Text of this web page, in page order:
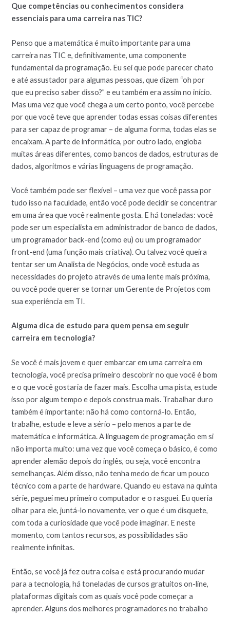
Que competências ou conhecimentos considera
essenciais para uma carreira nas TIC?
Penso que a matemática é muito importante para uma
carreira nas TIC e, definitivamente, uma componente
fundamental da programação. Eu sei que pode parecer chato
e até assustador para algumas pessoas, que dizem “oh por
que eu preciso saber disso?” e eu também era assim no início.
Mas uma vez que você chega a um certo ponto, você percebe
por que você teve que aprender todas essas coisas diferentes
para ser capaz de programar – de alguma forma, todas elas se
encaixam. A parte de informática, por outro lado, engloba
muitas áreas diferentes, como bancos de dados, estruturas de
dados, algoritmos e várias linguagens de programação.
Você também pode ser flexível – uma vez que você passa por
tudo isso na faculdade, então você pode decidir se concentrar
em uma área que você realmente gosta. E há toneladas: você
pode ser um especialista em administrador de banco de dados,
um programador back-end (como eu) ou um programador
front-end (uma função mais criativa). Ou talvez você queira
tentar ser um Analista de Negócios, onde você estuda as
necessidades do projeto através de uma lente mais próxima,
ou você pode querer se tornar um Gerente de Projetos com
sua experiência em TI.
Alguma dica de estudo para quem pensa em seguir
carreira em tecnologia?
Se você é mais jovem e quer embarcar em uma carreira em
tecnologia, você precisa primeiro descobrir no que você é bom
e o que você gostaria de fazer mais. Escolha uma pista, estude
isso por algum tempo e depois construa mais. Trabalhar duro
também é importante: não há como contorná-lo. Então,
trabalhe, estude e leve a sério – pelo menos a parte de
matemática e informática. A linguagem de programação em si
não importa muito: uma vez que você começa o básico, é como
aprender alemão depois do inglês, ou seja, você encontra
semelhanças. Além disso, não tenha medo de ficar um pouco
técnico com a parte de hardware. Quando eu estava na quinta
série, peguei meu primeiro computador e o rasguei. Eu queria
olhar para ele, juntá-lo novamente, ver o que é um disquete,
com toda a curiosidade que você pode imaginar. E neste
momento, com tantos recursos, as possibilidades são
realmente infinitas.
Então, se você já fez outra coisa e está procurando mudar
para a tecnologia, há toneladas de cursos gratuitos on-line,
plataformas digitais com as quais você pode começar a
aprender. Alguns dos melhores programadores no trabalho